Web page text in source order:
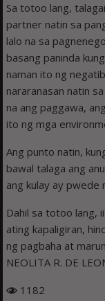
Sa totoo lang,
partner natin sa
lalo na sa
basang paninda
naman ito ng
nararanasan natin
na ang paggawa,
ito ng mga
Ang punto natin,
bawal talaga ang
ang kulay ay pwede
Dahil sa totoo lang,
ating kapaligiran,
ng pagbaha at
NEOLITA R. DE
1182